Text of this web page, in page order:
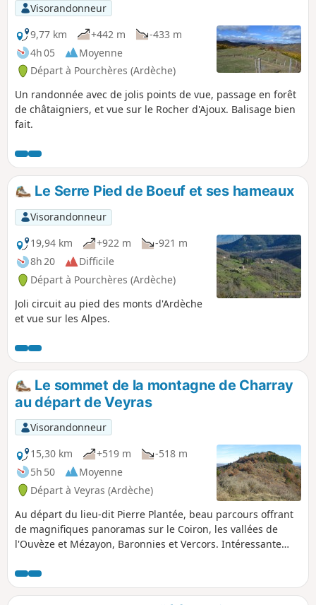
Visorandonneur
9,77 km
+442 m
-433 m
4h 05
Moyenne
Départ à Pourchères (Ardèche)
Un randonnée avec de jolis points de vue, passage en forêt
de châtaigniers, et vue sur le Rocher d'Ajoux. Balisage bien
fait.
Le Serre Pied de Boeuf et ses hameaux
Visorandonneur
19,94 km
+922 m
-921 m
8h 20
Difficile
Départ à Pourchères (Ardèche)
Joli circuit au pied des monts d'Ardèche
et vue sur les Alpes.
Le sommet de la montagne de Charray
au départ de Veyras
Visorandonneur
15,30 km
+519 m
-518 m
5h 50
Moyenne
Départ à Veyras (Ardèche)
Au départ du lieu-dit Pierre Plantée, beau parcours offrant
de magnifiques panoramas sur le Coiron, les vallées de
l'Ouvèze et Mézayon, Baronnies et Vercors. Intéressante
certains passages du sentier balcon peuvent incommoder
les personnes sujettes au vertige.